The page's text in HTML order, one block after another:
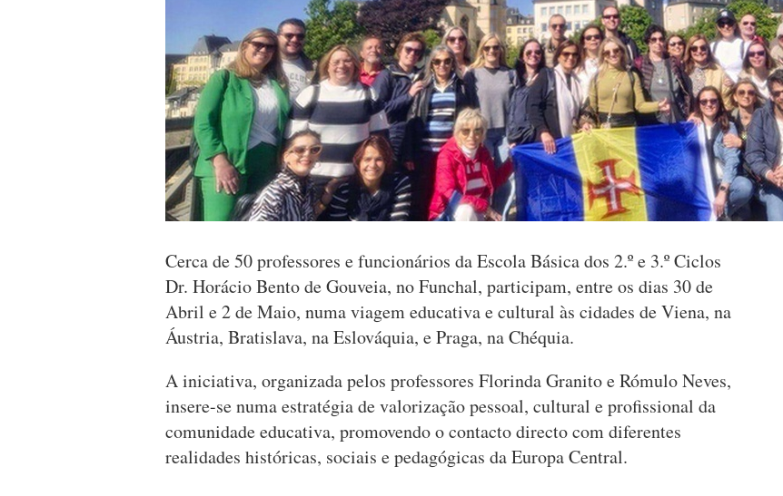
Cerca de 50 professores e funcionários da Escola Básica dos 2.º e 3.º Ciclos
Dr. Horácio Bento de Gouveia, no Funchal, participam, entre os dias 30 de
Abril e 2 de Maio, numa viagem educativa e cultural às cidades de Viena, na
Áustria, Bratislava, na Eslováquia, e Praga, na Chéquia.
A iniciativa, organizada pelos professores Florinda Granito e Rómulo Neves,
insere-se numa estratégia de valorização pessoal, cultural e profissional da
comunidade educativa, promovendo o contacto directo com diferentes
realidades históricas, sociais e pedagógicas da Europa Central.